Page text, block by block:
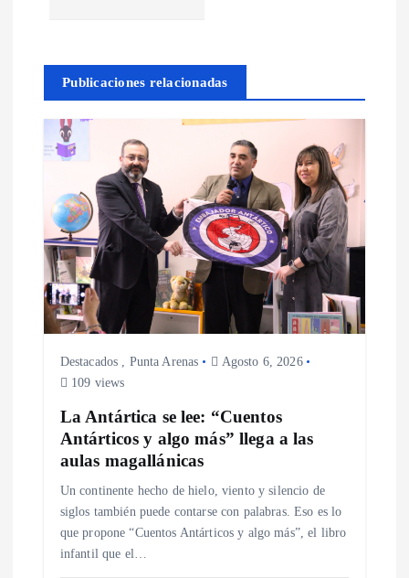
a
c
n
d
e
Publicaciones relacionadas
Destacados Punta Arenas
Agosto 6, 2026
109 views
La Antártica se lee: “Cuentos
Antárticos y algo más” llega a las
aulas magallánicas
Un continente hecho de hielo, viento y silencio de
siglos también puede contarse con palabras. Eso es lo
que propone “Cuentos Antárticos y algo más”, el libro
infantil que el…